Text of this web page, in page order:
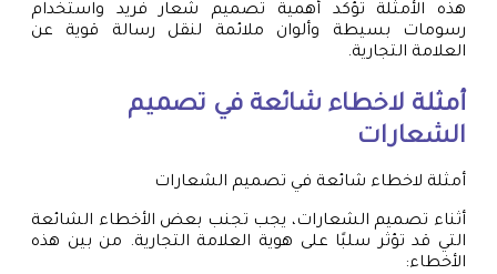
هذه الأمثلة تؤكد أهمية تصميم شعار فريد واستخدام
رسومات بسيطة وألوان ملائمة لنقل رسالة قوية عن
العلامة التجارية.
أمثلة لاخطاء شائعة في تصميم
الشعارات
أمثلة لاخطاء شائعة في تصميم الشعارات
أثناء تصميم الشعارات، يجب تجنب بعض الأخطاء الشائعة
التي قد تؤثر سلبًا على هوية العلامة التجارية. من بين هذه
الأخطاء: